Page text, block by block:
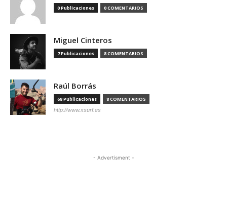
0 Publicaciones 0 COMENTARIOS
Miguel Cinteros
7 Publicaciones 8 COMENTARIOS
Raúl Borrás
68 Publicaciones 8 COMENTARIOS
http://www.xsurf.es
- Advertisment -